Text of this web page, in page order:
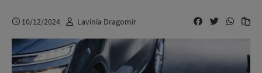
10/12/2024 Lavinia Dragomir